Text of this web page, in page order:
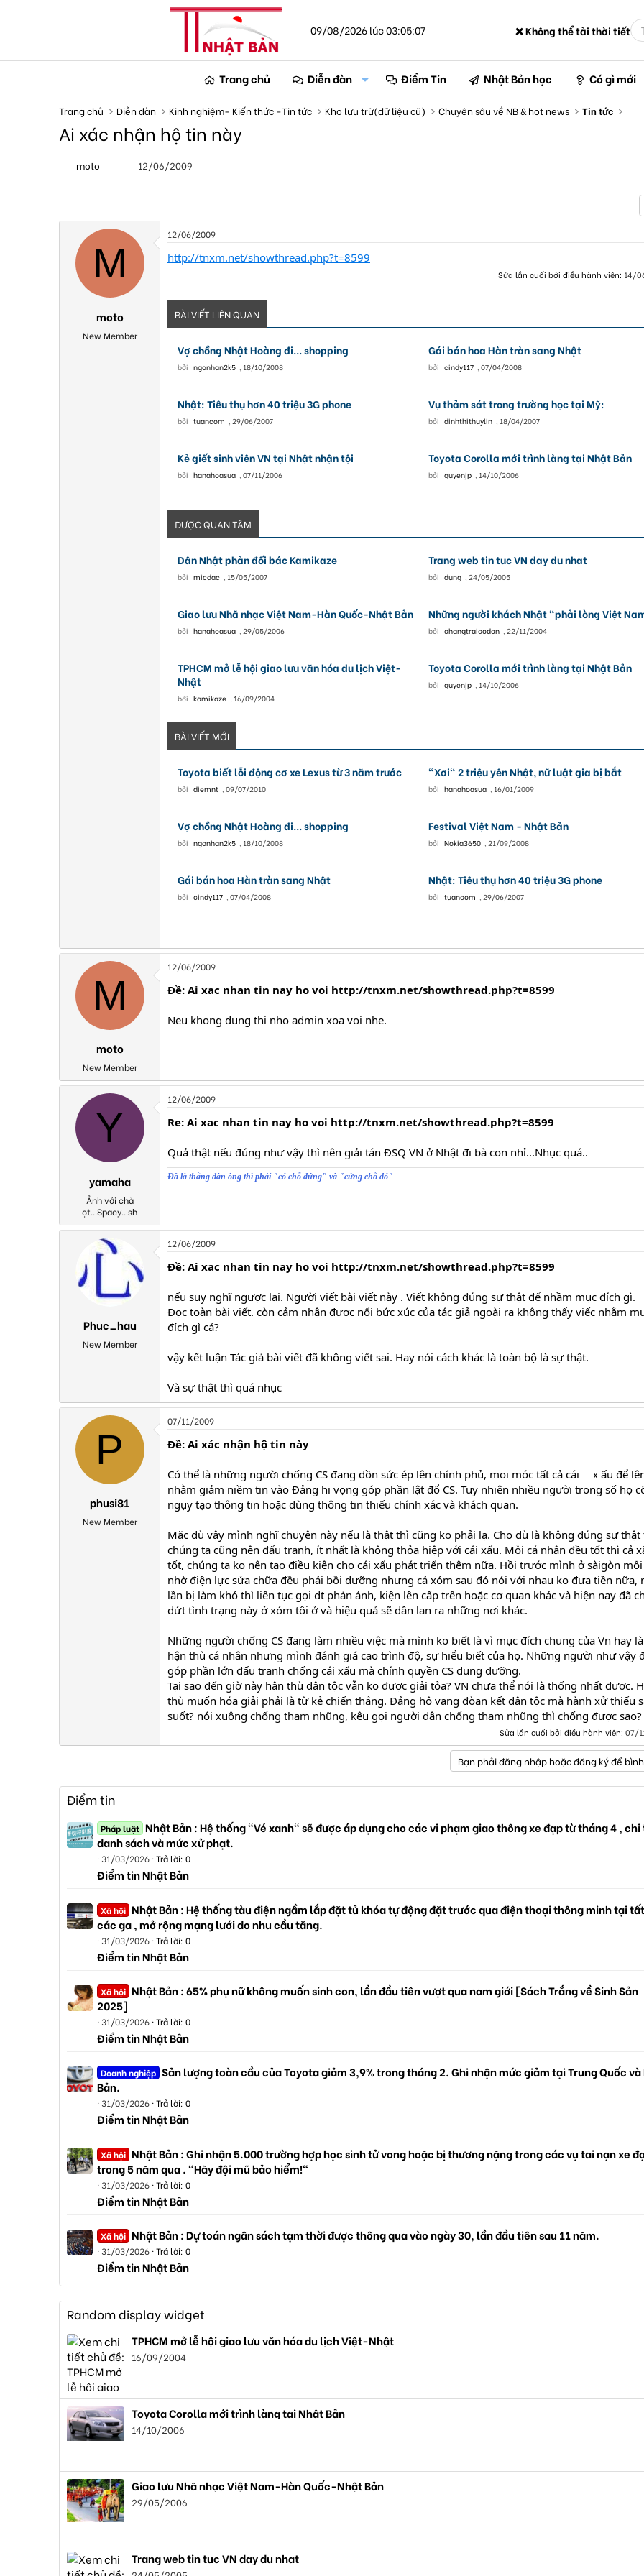
09/08/2026 lúc 03:05:07 ❌ Không thể tải thời tiết
Trang chủ Diễn đàn Điểm Tin Nhật Bản học Có gì mới
Trang chủ Diễn đàn Kinh nghiệm- Kiến thức -Tin tức Kho lưu trữ(dữ liệu cũ) Chuyên sâu về NB & hot news Tin tức
Ai xác nhận hộ tin này
d
moto
ử
12/06/2009
M
moto
New Member
12/06/2009
http://tnxm.net/showthread.php?t=8599
Sửa lần cuối bởi điều hành viên: 14/
BÀI VIẾT LIÊN QUAN
Vợ chồng Nhật Hoàng đi... shopping
bởi ngonhan2k5 18/10/2008
Gái bán hoa Hàn tràn sang Nhật
bởi cindy117 07/04/2008
Nhật: Tiêu thụ hơn 40 triệu 3G phone
bởi tuancom 29/06/2007
Vụ thảm sát trong trường học tại Mỹ:
bởi dinhthithuylin 18/04/2007
Kẻ giết sinh viên VN tại Nhật nhận tội
bởi hanahoasua 07/11/2006
Toyota Corolla mới trình làng tại Nhật Bản
bởi quyenjp 14/10/2006
ĐƯỢC QUAN TÂM
Dân Nhật phản đối bác Kamikaze
bởi micdac 15/05/2007
Trang web tin tuc VN day du nhat
bởi dung 24/05/2005
Giao lưu Nhã nhạc Việt Nam-Hàn Quốc-Nhật Bản
bởi hanahoasua 29/05/2006
Những người khách Nhật "phải lòng Việt
bởi changtraicodon 22/11/2004
TPHCM mở lễ hội giao lưu văn hóa du lịch Việt-
Nhật
bởi kamikaze 16/09/2004
Toyota Corolla mới trình làng tại Nhật Bản
bởi quyenjp 14/10/2006
BÀI VIẾT MỚI
Toyota biết lỗi động cơ xe Lexus từ 3 năm trước
bởi diemnt 09/07/2010
"Xơi" 2 triệu yên Nhật, nữ luật gia bị bắt
bởi hanahoasua 16/01/2009
Vợ chồng Nhật Hoàng đi... shopping
bởi ngonhan2k5 18/10/2008
Festival Việt Nam - Nhật Bản
bởi Nokia3650 21/09/2008
Gái bán hoa Hàn tràn sang Nhật
bởi cindy117 07/04/2008
Nhật: Tiêu thụ hơn 40 triệu 3G phone
bởi tuancom 29/06/2007
M
moto
New Member
12/06/2009
Ðề: Ai xac nhan tin nay ho voi http://tnxm.net/showthread.php?t=8599
Neu khong dung thi nho admin xoa voi nhe.
Y
yamaha
Ảnh với chả
ọt...Spacy...sh
12/06/2009
Re: Ai xac nhan tin nay ho voi http://tnxm.net/showthread.php?t=8599
Quả thật nếu đúng như vậy thì nên giải tán ĐSQ VN ở Nhật đi bà con nhỉ...Nhục quá..
Đã là thằng đàn ông thì phải "có chỗ đứng" và "cứng chỗ đó"
Phuc_hau
New Member
12/06/2009
Ðề: Ai xac nhan tin nay ho voi http://tnxm.net/showthread.php?t=8599
nếu suy nghĩ ngược lại. Người viết bài viết này . Viết không đúng sự thật để nhầm mục đích gì.
Đọc toàn bài viết. còn cảm nhận được nổi bức xúc của tác giả ngoài ra không thấy viếc nhằm
đích gì cả?
vậy kết luận Tác giả bài viết đã không viết sai. Hay nói cách khác là toàn bộ là sự thật.
Và sự thật thì quá nhục
P
phusi81
New Member
07/11/2009
Ðề: Ai xác nhận hộ tin này
Có thể là những người chống CS đang dồn sức ép lên chính phủ, moi móc tất cả cái ｘấu để
nhằm giảm niềm tin vào Đảng hi vọng góp phần lật đổ CS. Tuy nhiên nhiều người trong số họ
ngụy tạo thông tin hoặc dùng thông tin thiếu chính xác và khách quan.
Mặc dù vậy mình nghĩ chuyện này nếu là thật thì cũng ko phải lạ. Cho dù là không đúng sự thật
chúng ta cũng nên đấu tranh, ít nhất là không thỏa hiệp với cái xấu. Mỗi cá nhân đều tốt thì cả
tốt, chúng ta ko nên tạo điều kiện cho cái xấu phát triển thêm nữa. Hồi trước mình ở sàigòn
nhờ điện lực sửa chữa đều phải bồi dưỡng nhưng cả xóm sau đó nói với nhau ko đưa tiền nữa,
lần bị làm khó thì liên tục gọi dt phản ánh, kiện lên cấp trên hoặc cơ quan khác và hiện nay đã
dứt tình trạng này ở xóm tôi ở và hiệu quả sẽ dần lan ra những nơi khác.
Những người chống CS đang làm nhiều việc mà mình ko biết là vì mục đích chung của Vn hay
hận thù cá nhân nhưng mình đánh giá cao trình độ, sự hiểu biết của họ. Những người như vậy
góp phần lớn đấu tranh chống cái xấu mà chính quyền CS dung dưỡng.
Tại sao đến giờ này hận thù dân tộc vẫn ko được giải tỏa? VN chưa thể nói là thống nhất được.
thù muốn hóa giải phải là từ kẻ chiến thắng. Đảng hô vang đòan kết dân tộc mà hành xử thiếu
suốt? nói xuông chống tham nhũng, kêu gọi người dân chống tham nhũng thì chống được sao?
Sửa lần cuối bởi điều hành viên: 07/
Bạn phải đăng nhập hoặc đăng ký để
Điểm tin
Pháp luật Nhật Bản : Hệ thống "Vé xanh" sẽ được áp dụng cho các vi phạm giao thông xe đạp từ tháng 4 ,
danh sách và mức xử phạt.
31/03/2026 Trả lời: 0
Điểm tin Nhật Bản
Xã hội Nhật Bản : Hệ thống tàu điện ngầm lắp đặt tủ khóa tự động đặt trước qua điện thoại thông minh tại
các ga , mở rộng mạng lưới do nhu cầu tăng.
31/03/2026 Trả lời: 0
Điểm tin Nhật Bản
Xã hội Nhật Bản : 65% phụ nữ không muốn sinh con, lần đầu tiên vượt qua nam giới [Sách Trắng về Sinh Sản
2025]
31/03/2026 Trả lời: 0
Điểm tin Nhật Bản
Doanh nghiệp Sản lượng toàn cầu của Toyota giảm 3,9% trong tháng 2. Ghi nhận mức giảm tại Trung Quốc
Bản.
31/03/2026 Trả lời: 0
Điểm tin Nhật Bản
Xã hội Nhật Bản : Ghi nhận 5.000 trường hợp học sinh tử vong hoặc bị thương nặng trong các vụ tai nạn xe
trong 5 năm qua . "Hãy đội mũ bảo hiểm!"
31/03/2026 Trả lời: 0
Điểm tin Nhật Bản
Xã hội Nhật Bản : Dự toán ngân sách tạm thời được thông qua vào ngày 30, lần đầu tiên sau 11 năm.
31/03/2026 Trả lời: 0
Điểm tin Nhật Bản
Random display widget
TPHCM mở lễ hội giao lưu văn hóa du lịch Việt-Nhật
16/09/2004
Toyota Corolla mới trình làng tại Nhật Bản
14/10/2006
Giao lưu Nhã nhạc Việt Nam-Hàn Quốc-Nhật Bản
29/05/2006
Trang web tin tuc VN day du nhat